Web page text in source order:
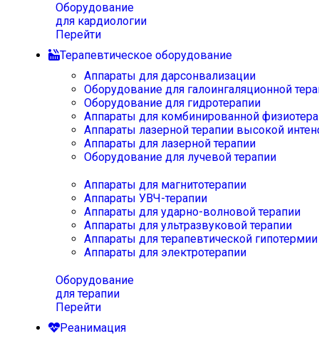
Оборудование
для кардиологии
Перейти
Терапевтическое оборудование
Аппараты для дарсонвализации
Оборудование для галоингаляционной
Оборудование для гидротерапии
Аппараты для комбинированной
Аппараты лазерной терапии высокой
Аппараты для лазерной терапии
Оборудование для лучевой терапии
Аппараты для магнитотерапии
Аппараты УВЧ-терапии
Аппараты для ударно-волновой терапии
Аппараты для ультразвуковой терапии
Аппараты для терапевтической
Аппараты для электротерапии
Оборудование
для терапии
Перейти
Реанимация